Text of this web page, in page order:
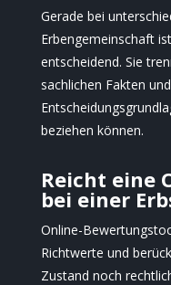
Gerade bei
Erbengemeinschaft
entscheidend. Sie
sachlichen Fakten
beziehen können.
Reicht eine
bei einer
Online-
Richtwerte und
Zustand noch